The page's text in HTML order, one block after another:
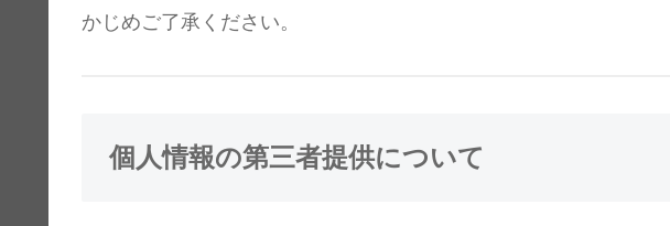
かじめご了承ください。
個人情報の第三者提供について